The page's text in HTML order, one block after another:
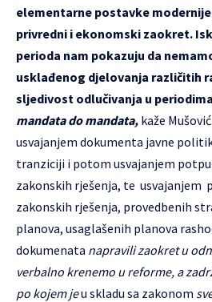
elementarne postavke
privredni i ekonomski zaokret.
perioda nam pokazuju da
usklađenog djelovanja različitih
sljedivost odlučivanja u
mandata do mandata, kaže
usvajanjem dokumenta javne
tranziciji i potom usvajanjem
zakonskih rješenja, te usvajanjem
zakonskih rješenja, provedbenih
planova, usaglašenih planova
dokumenata napravili zaokret u
verbalno krenemo u reforme, a
po kojem jeu skladu sa zakonom